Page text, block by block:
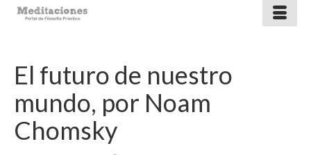
El futuro de nuestro
mundo, por Noam
Chomsky